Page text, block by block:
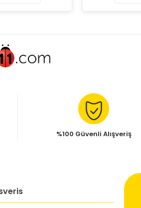
%100 Güvenli Alışveriş